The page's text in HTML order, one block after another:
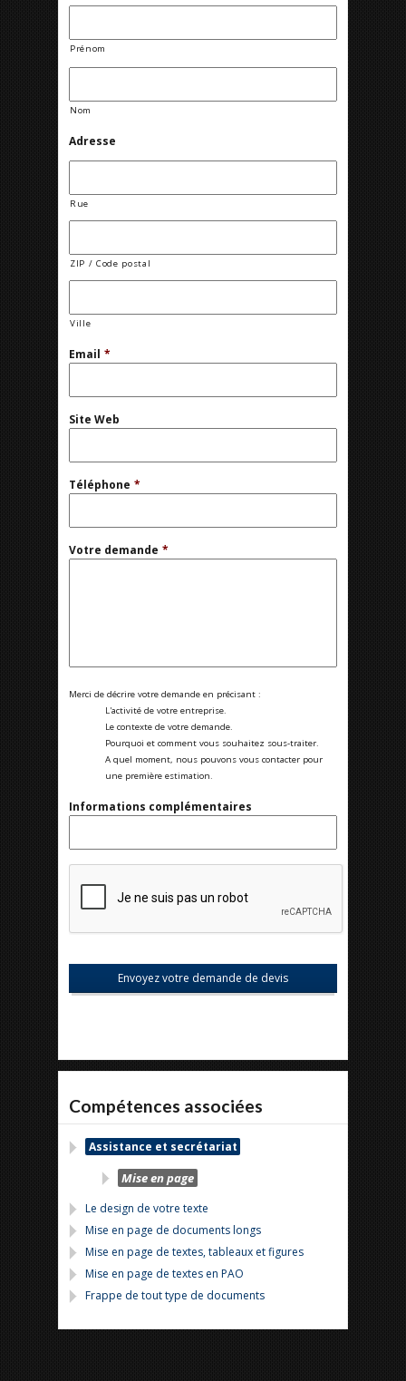
Prénom
Nom
Adresse
Rue
ZIP / Code postal
Ville
Email *
Site Web
Téléphone *
Votre demande *
Merci de décrire votre demande en précisant :
L'activité de votre entreprise.
Le contexte de votre demande.
Pourquoi et comment vous souhaitez sous-traiter.
A quel moment, nous pouvons vous contacter pour
une première estimation.
Informations complémentaires
Compétences associées
Assistance et secrétariat
Mise en page
Le design de votre texte
Mise en page de documents longs
Mise en page de textes, tableaux et figures
Mise en page de textes en PAO
Frappe de tout type de documents